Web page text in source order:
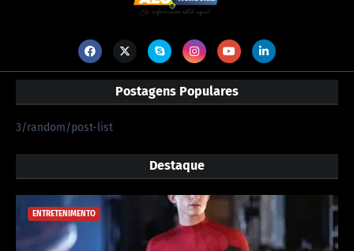
Postagens Populares
3/random/post-list
Destaque
ENTRETENIMENTO